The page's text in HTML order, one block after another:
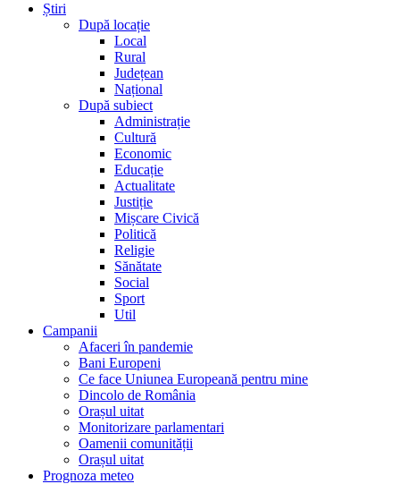
Știri
După locație
Local
Rural
Județean
Național
După subiect
Administrație
Cultură
Economic
Educație
Actualitate
Justiție
Mișcare Civică
Politică
Religie
Sănătate
Social
Sport
Util
Campanii
Afaceri în pandemie
Bani Europeni
Ce face Uniunea Europeană pentru mine
Dincolo de România
Orașul uitat
Monitorizare parlamentari
Oamenii comunității
Orașul uitat
Prognoza meteo